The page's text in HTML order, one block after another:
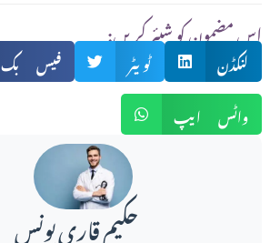
:اس مضمون کو شیئر کریں
فیس بک ٹویٹر
لنکڈن
واٹس ایپ
حکیم قاری یونس